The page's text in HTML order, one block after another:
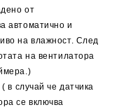
от
автоматично и
на влажност. След
на вентилатора
( в случай че датчика
се включва